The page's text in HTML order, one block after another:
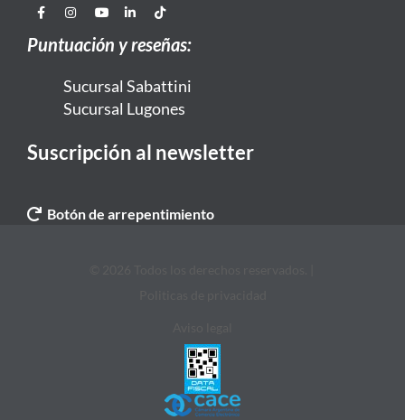
Puntuación y reseñas:
Sucursal Sabattini
Sucursal Lugones
Suscripción al newsletter
Botón de arrepentimiento